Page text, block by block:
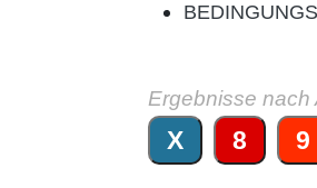
Ergebnisse
X 8 9